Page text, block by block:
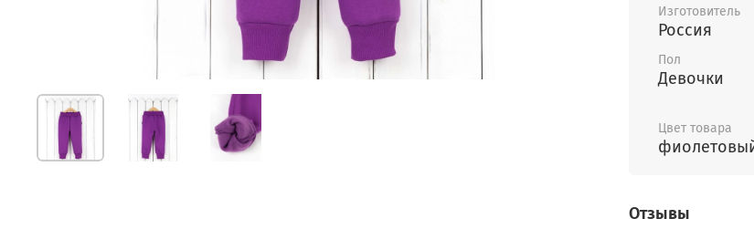
Изготовитель
Россия
Пол
Девочки
Цвет товара
Отзывы